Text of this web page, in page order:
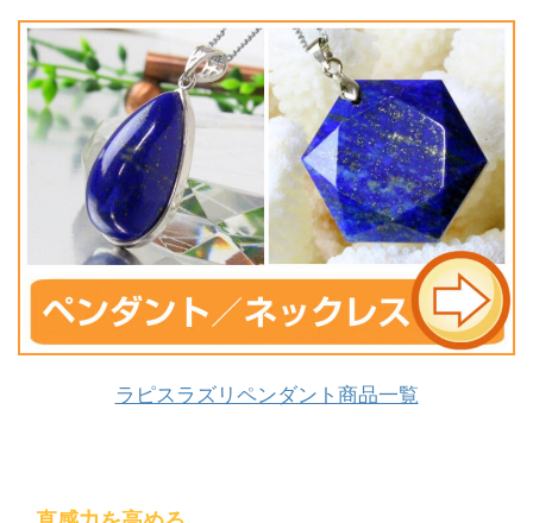
ラピスラズリペンダント商品一覧